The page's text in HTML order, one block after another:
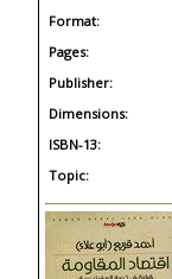
Format:
Pages:
Publisher:
Dimensions:
ISBN-13:
Topic: